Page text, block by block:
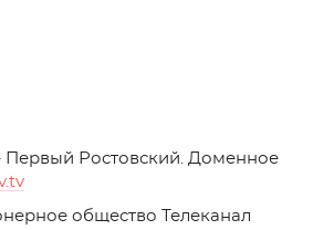
Первый Ростовский. Доменное
общество Телеканал